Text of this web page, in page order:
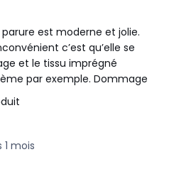
est moderne et jolie.
c’est qu’elle se
et le tissu imprégné
par exemple. Dommage
mois